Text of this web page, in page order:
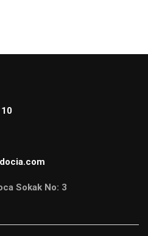
Sokak No: 3